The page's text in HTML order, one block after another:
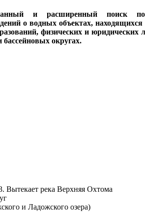
и расширенный поиск
о водных объектах, находящихся
физических и
бассейновых округах.
река Верхняя Охтома
и Ладожского озера)